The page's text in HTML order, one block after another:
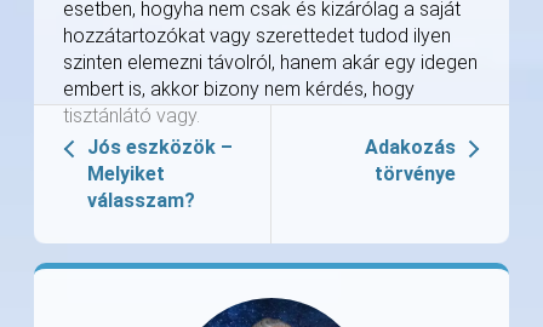
esetben, hogyha nem csak és kizárólag a saját
hozzátartozókat vagy szerettedet tudod ilyen
szinten elemezni távolról, hanem akár egy idegen
embert is, akkor bizony nem kérdés, hogy
tisztánlátó vagy.
Jós eszközök –
Melyiket
válasszam?
Adakozás
törvénye